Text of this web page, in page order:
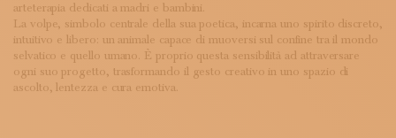
arteterapia dedicati a madri e bambini.
La volpe, simbolo centrale della sua poetica, incarna uno spirito discreto,
intuitivo e libero: un animale capace di muoversi sul confine tra il mondo
selvatico e quello umano. È proprio questa sensibilità ad attraversare
ogni suo progetto, trasformando il gesto creativo in uno spazio di
ascolto, lentezza e cura emotiva.